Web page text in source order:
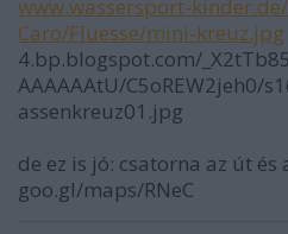
www.wassersport-
Caro/Fluesse/mini-kreuz.jpg
4.bp.blogspot.com/
AAAAAAtU/C5oREW2jeh0/
assenkreuz01.jpg
de ez is jó: csatorna az út és
goo.gl/maps/RNeC